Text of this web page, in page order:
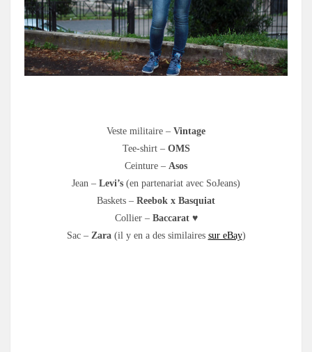
Veste militaire – Vintage
Tee-shirt – OMS
Ceinture – Asos
Jean – Levi’s (en partenariat avec SoJeans)
Baskets – Reebok x Basquiat
Collier – Baccarat♥
Sac – Zara (il y en a des similaires sur eBay)